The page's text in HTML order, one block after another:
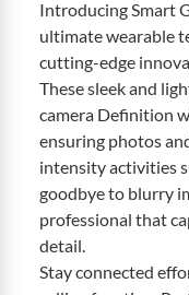
Conoce cuáles son:
Productos vendidos por
48 horas: cemento,
productos para
7 días: colchones y
Productos vendidos por
48 horas: cemento,
productos para asfalto.
7 días: productos
tecnología, línea
Introducing Smart
ultimate wearable
cutting-edge
These sleek and
camera Definition
ensuring photos
intensity activities
goodbye to blurry
professional that
detail.
Stay connected